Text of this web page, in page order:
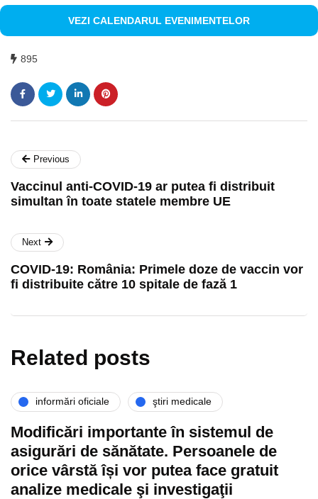
VEZI CALENDARUL EVENIMENTELOR
895
Previous
Vaccinul anti-COVID-19 ar putea fi distribuit
simultan în toate statele membre UE
Next
COVID-19: România: Primele doze de vaccin vor
fi distribuite către 10 spitale de fază 1
Related posts
informări oficiale ştiri medicale
Modificări importante în sistemul de
asigurări de sănătate. Persoanele de
orice vârstă își vor putea face gratuit
analize medicale şi investigaţii